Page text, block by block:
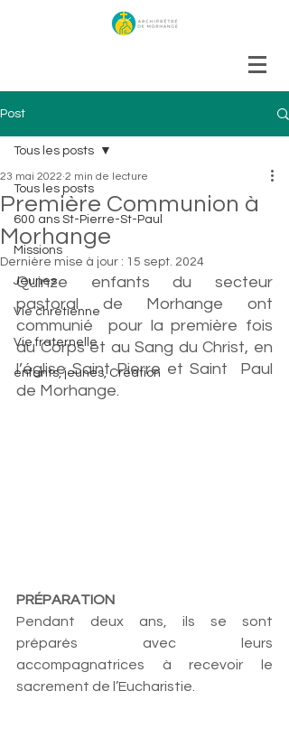
Post
Tous les posts
600 ans St-Pierre-St-Paul
Missions
Jeunes
Vie chrétienne
Vie fraternelle
enfants, jeunes, Création
Tous les posts
Première Communion à
Morhange
23 mai 2022 2 min de lecture
Dernière mise à jour : 15 sept. 2024
Quinze enfants du secteur
pastoral de Morhange ont
communié  pour la première fois
au Corps et au Sang du Christ, en
l’église Saint Pierre et Saint  Paul
de Morhange.
PRÉPARATION
Pendant deux ans, ils se sont
préparés avec leurs
accompagnatrices à recevoir le
sacrement de l’Eucharistie.